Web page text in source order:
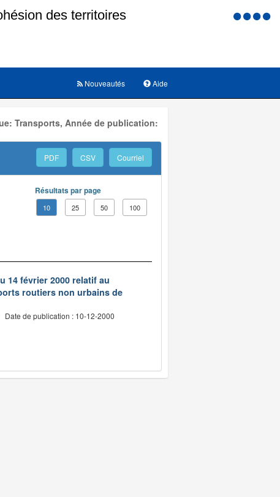
Menu
Aide
Nouveautés
Transports, Année de publication:
PDF CSV Courriel
Résultats par page
10 25 50 100
14 février 2000 relatif au
routiers non urbains de
Date de publication : 10-12-2000